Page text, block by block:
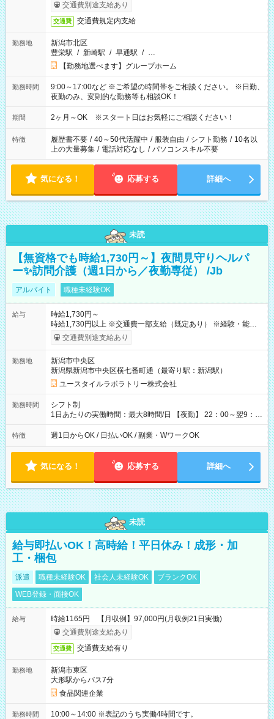
交通費別途支給あり
交通費 交通費規定内支給
勤務地
新潟市北区
豊栄駅 / 新崎駅 / 早通駅 / …
【勤務地選べます】グループホーム
勤務時間
9:00～17:00など ※ご希望の時間帯をご相談ください。 ※日勤、
夜勤のみ、変則的な勤務等も相談OK！
期間 2ヶ月～OK ※スタート日はお気軽にご相談ください！
特徴 履歴書不要 / 40～50代活躍中 / 服装自由 / シフト勤務 / 10名以
上の大量募集 / 電話対応なし / パソコンスキル不要
気になる！ 応募する 詳細へ
未読
【無資格でも時給1,730円～】夜間見守りヘルパ
ー✨訪問介護（週1日から／夜勤専従） /Jb
アルバイト 職種未経験OK
給与
時給1,730円～
時給1,730円以上 ※交通費一部支給（既定あり） ※経験・能力を
考慮して決定します 【収入例】 週1回勤務の場合：1,730円×8時
間×4回=5万5,360円 週3回勤務の場合：1,730円×8時間×12回
月 ※ 雇用形態と給与に、本採用時と異なる部分があります。 雇
用形態：本採用時と同じです。 給与：時給 1,480円以上
交通費別途支給あり
勤務地
新潟市中央区
新潟県新潟市中央区横七番町通（最寄り駅：新潟駅）
ユースタイルラボラトリー株式会社
勤務時間
シフト制
1日あたりの実働時間：最大8時間/日 【夜勤】 22：00～翌9：
00 ※週1日～OK ／ 夜勤専従 ＊＊ 勤務時間例 ＊＊ ■22時か
ら翌7時 ■23時から翌8時 ■24時から翌9時 など ※上記の時間
ます。 ※曜日固定（毎週同じ曜日での勤務となります）
特徴 週1日からOK / 日払いOK / 副業・WワークOK
気になる！ 応募する 詳細へ
未読
給与即払いOK！高時給！平日休み！成形・加
工・梱包
派遣 職種未経験OK 社会人未経験OK
ブランクOK
WEB登録・面接OK
給与
時給1165円 【月収例】97,000円(月収例21日実働)
交通費別途支給あり
交通費 交通費支給有り
勤務地
新潟市東区
大形駅からバス7分
食品関連企業
勤務時間 10:00～14:00 ※表記のうち実働4時間です。